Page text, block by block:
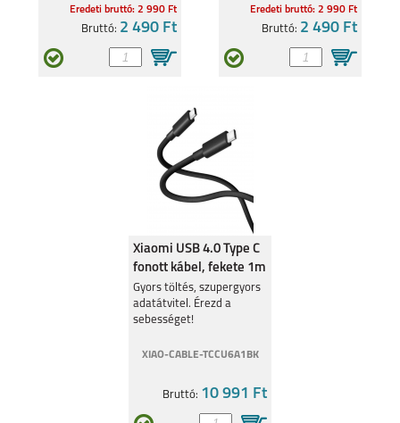
14 PRO 4G
14 PRO PLUS 5G
XIAOMI REDMI NOTE
14 5G
XIAOMI REDMI 14C
Eredeti bruttó: 2 990 Ft
Bruttó: 2 490 Ft
Eredeti bruttó: 2 990 Ft
Bruttó: 2 490 Ft
Xiaomi USB 4.0 Type C
fonott kábel, fekete 1m
BHR087BGL
Gyors töltés, szupergyors
adatátvitel. Érezd a
sebességet!
XIAO-CABLE-TCCU6A1BK
Bruttó: 10 991 Ft